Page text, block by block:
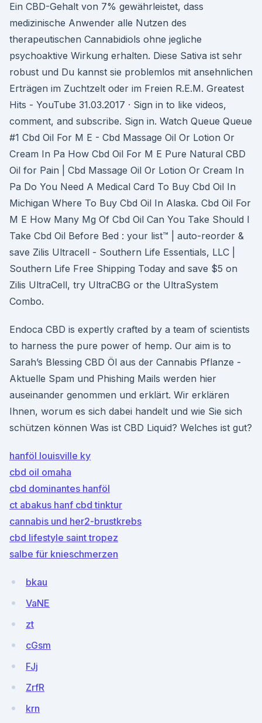
Ein CBD-Gehalt von 7% gewährleistet, dass
medizinische Anwender alle Nutzen des
therapeutischen Cannabidiols ohne jegliche
psychoaktive Wirkung erhalten. Diese Sativa ist sehr
robust und Du kannst sie problemlos mit ansehnlichen
Erträgen im Zuchtzelt oder im Freien R.E.M. Greatest
Hits - YouTube 31.03.2017 · Sign in to like videos,
comment, and subscribe. Sign in. Watch Queue Queue
#1 Cbd Oil For M E - Cbd Massage Oil Or Lotion Or
Cream In Pa How Cbd Oil For M E Pure Natural CBD
Oil for Pain | Cbd Massage Oil Or Lotion Or Cream In
Pa Do You Need A Medical Card To Buy Cbd Oil In
Michigan Where To Buy Cbd Oil In Alaska. Cbd Oil For
M E How Many Mg Of Cbd Oil Can You Take Should I
Take Cbd Oil Before Bed : your list™ | auto-reorder &
save Zilis Ultracell - Southern Life Essentials, LLC |
Southern Life Free Shipping Today and save $5 on
Zilis UltraCell, try UltraCBG or the UltraSystem
Combo.
Endoca CBD is expertly crafted by a team of scientists
to harness the pure power of hemp. Our aim is to
Sarah’s Blessing CBD Öl aus der Cannabis Pflanze -
Aktuelle Spam und Phishing Mails werden hier
auseinander genommen und erklärt. Wir erklären
Ihnen, worum es sich dabei handelt und wie Sie sich
schützen können Was ist CBD Liquid? Welches ist gut?
hanföl louisville ky
cbd oil omaha
cbd dominantes hanföl
ct abakus hanf cbd tinktur
cannabis und her2-brustkrebs
cbd lifestyle saint tropez
salbe für knieschmerzen
bkau
VaNE
zt
cGsm
FJj
ZrfR
krn